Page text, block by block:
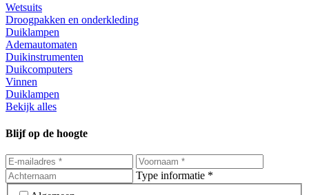
Wetsuits
Droogpakken en onderkleding
Duiklampen
Ademautomaten
Duikinstrumenten
Duikcomputers
Vinnen
Duiklampen
Bekijk alles
Blijf op de hoogte
Type informatie *